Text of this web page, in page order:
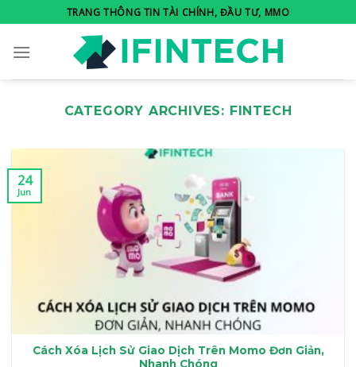
to
content
TRANG THÔNG TIN TÀI CHÍNH, ĐẦU TƯ, MMO
CATEGORY ARCHIVES: FINTECH
Cách Xóa Lịch Sử Giao Dịch Trên Momo Đơn Giản,
Nhanh Chóng
24
Jun